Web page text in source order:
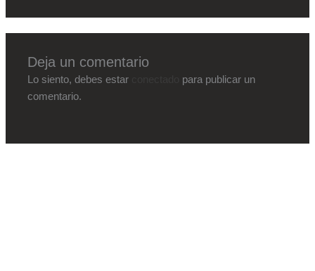
Deja un comentario
Lo siento, debes estar
para publicar un
comentario.